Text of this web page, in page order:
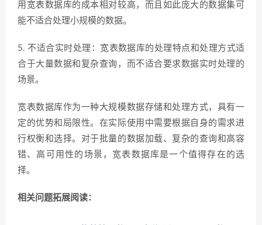
用宽表数据库的成本相对较高，而且如此庞大的数据集可
能不适合处理小规模的数据。
5. 不适合实时处理：宽表数据库的处理特点和处理方式适
合于大量数据和复杂查询，而不适合要求数据实时处理的
场景。
宽表数据库作为一种大规模数据存储和处理方式，具有一
定的优势和局限性。在实际使用中需要根据自身的需求进
行权衡和选择。对于批量的数据加载、复杂的查询和高容
错、高可用性的场景，宽表数据库是一个值得存在的选
择。
相关问题拓展阅读：